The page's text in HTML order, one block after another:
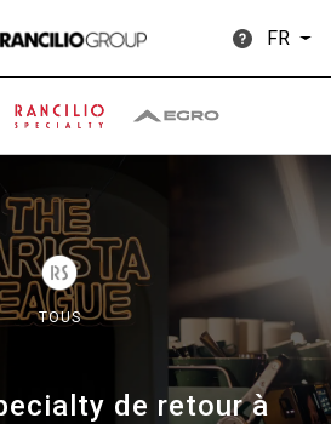
FR
TOUS
de retour à
Nouvelles